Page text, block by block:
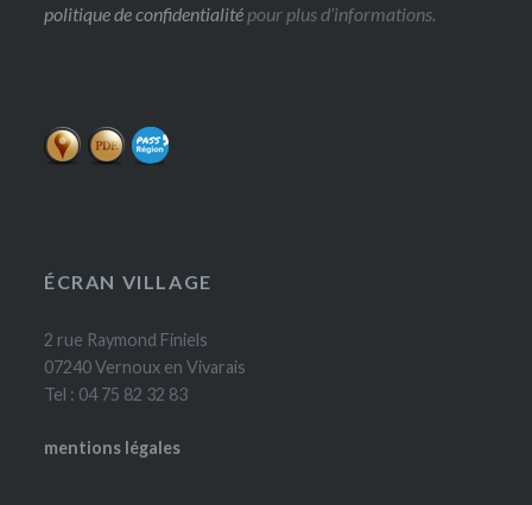
politique de confidentialité pour plus d’informations.
ÉCRAN VILLAGE
2 rue Raymond Finiels
07240 Vernoux en Vivarais
Tel : 04 75 82 32 83
mentions légales